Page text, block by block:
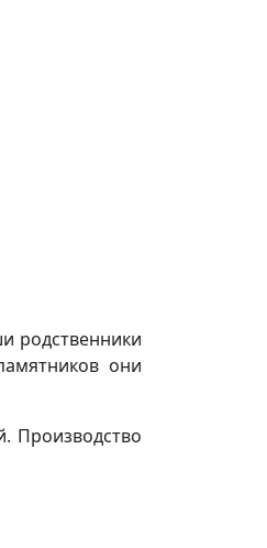
родственники
они
Производство